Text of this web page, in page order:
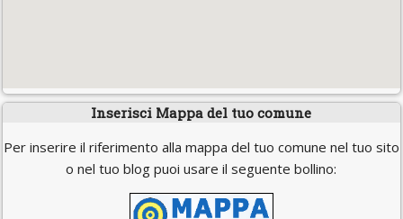
Inserisci Mappa del tuo comune
Per inserire il riferimento alla mappa del tuo comune nel tuo sito
o nel tuo blog puoi usare il seguente bollino: